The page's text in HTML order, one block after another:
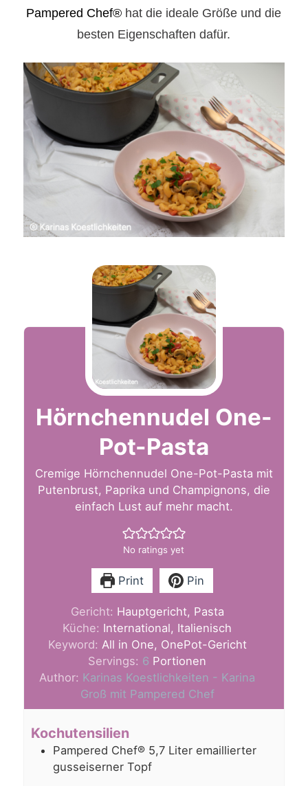
Pampered Chef® hat die ideale Größe und die
besten Eigenschaften dafür.
Hörnchennudel One-
Pot-Pasta
Cremige Hörnchennudel One-Pot-Pasta mit
Putenbrust, Paprika und Champignons, die
einfach Lust auf mehr macht.
No ratings yet
Print Pin
Gericht: Hauptgericht, Pasta
Küche: International, Italienisch
Keyword: All in One, OnePot-Gericht
Servings: 6 Portionen
Author: Karinas Koestlichkeiten - Karina
Groß mit Pampered Chef
Kochutensilien
Pampered Chef® 5,7 Liter emaillierter
gusseiserner Topf